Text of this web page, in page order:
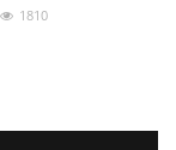
1810